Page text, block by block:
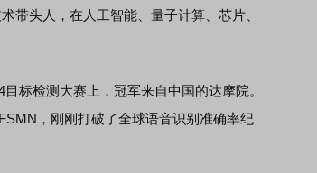
带头人，在人工智能、量子计算、芯片、
检测大赛上，冠军来自中国的达摩院。
，刚刚打破了全球语音识别准确率纪